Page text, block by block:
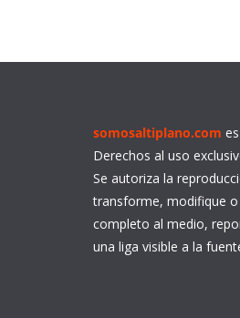
somosaltiplano.com
Derechos al uso
Se autoriza la
transforme, modifique
completo al medio,
una liga visible a la